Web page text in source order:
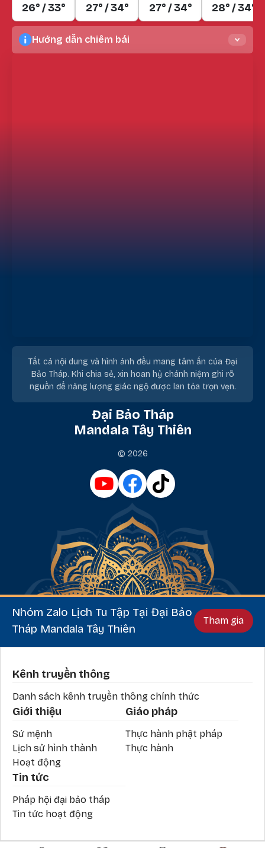
26° / 33° 27° / 34° 27° / 34° 28° / 34°
Hướng dẫn chiêm bái
Tất cả nội dung và hình ảnh đều mang tâm ấn của Đại
Bảo Tháp. Khi chia sẻ, xin hoan hỷ chánh niệm ghi rõ
nguồn để năng lượng giác ngộ được lan tỏa trọn vẹn.
Đại Bảo Tháp
Mandala Tây Thiên
© 2026
Nhóm Zalo Lịch Tu Tập Tại Đại Bảo
Tháp Mandala Tây Thiên
Tham gia
Phần chân
Kênh truyền thông
Danh sách kênh truyền thông chính thức
Giới thiệu
Sứ mệnh
Lịch sử hình thành
Hoạt động
Giáo pháp
Thực hành phật pháp
Thực hành
Tin tức
Pháp hội đại bảo tháp
Tin tức hoạt động